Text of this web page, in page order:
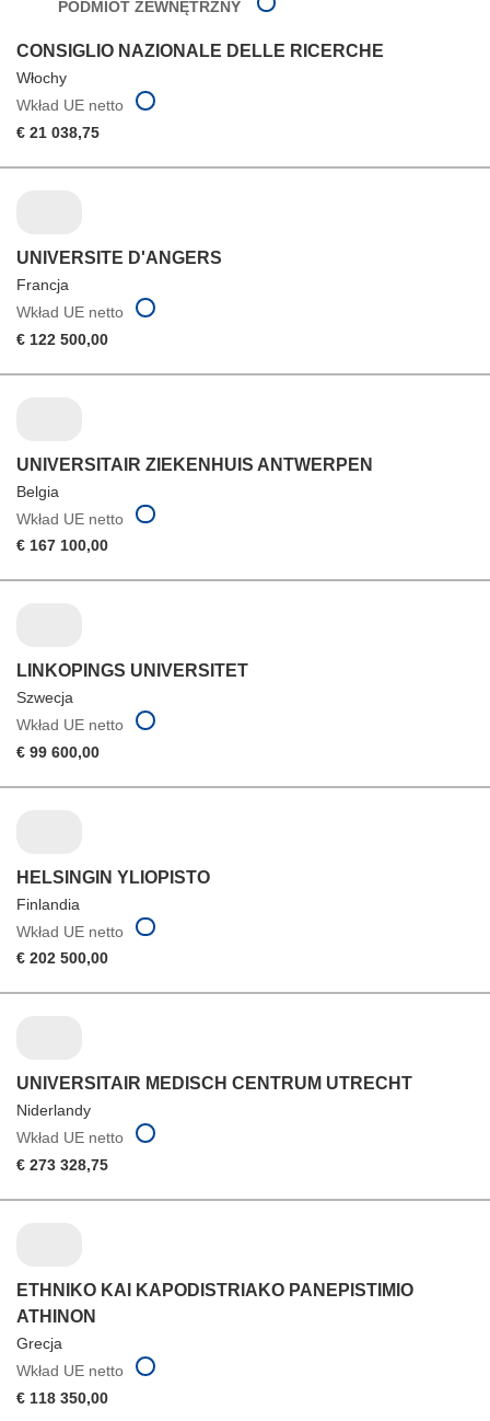
PODMIOT ZEWNĘTRZNY
CONSIGLIO NAZIONALE DELLE RICERCHE
Włochy
Wkład UE netto
€ 21 038,75
UNIVERSITE D'ANGERS
Francja
Wkład UE netto
€ 122 500,00
UNIVERSITAIR ZIEKENHUIS ANTWERPEN
Belgia
Wkład UE netto
€ 167 100,00
LINKOPINGS UNIVERSITET
Szwecja
Wkład UE netto
€ 99 600,00
HELSINGIN YLIOPISTO
Finlandia
Wkład UE netto
€ 202 500,00
UNIVERSITAIR MEDISCH CENTRUM UTRECHT
Niderlandy
Wkład UE netto
€ 273 328,75
ETHNIKO KAI KAPODISTRIAKO PANEPISTIMIO
ATHINON
Grecja
Wkład UE netto
€ 118 350,00